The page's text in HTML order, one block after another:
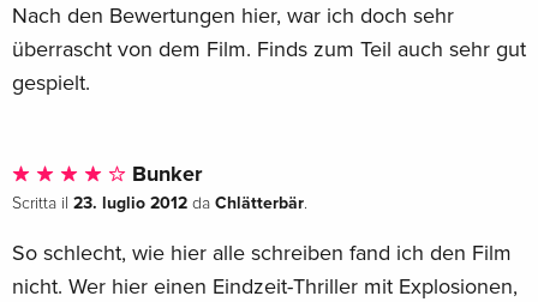
Nach den Bewertungen hier, war ich doch sehr
überrascht von dem Film. Finds zum Teil auch sehr gut
gespielt.
Bunker
Scritta il 23. luglio 2012 da Chlätterbär.
So schlecht, wie hier alle schreiben fand ich den Film
nicht. Wer hier einen Eindzeit-Thriller mit Explosionen,